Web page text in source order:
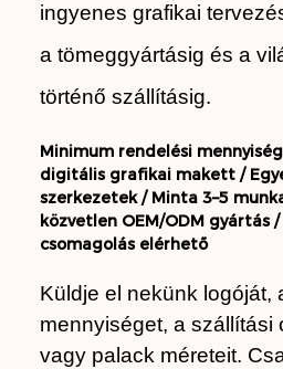
ingyenes grafikai
a tömeggyártásig és a
történő szállításig.
Minimum rendelési
digitális grafikai makett /
szerkezetek / Minta 3–5
közvetlen OEM/ODM gyártás /
csomagolás elérhető
Küldje el nekünk logóját,
mennyiséget, a szállítási
vagy palack méreteit.